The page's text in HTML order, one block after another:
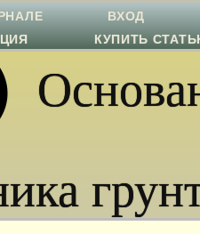
ВХОД
КУПИТЬ